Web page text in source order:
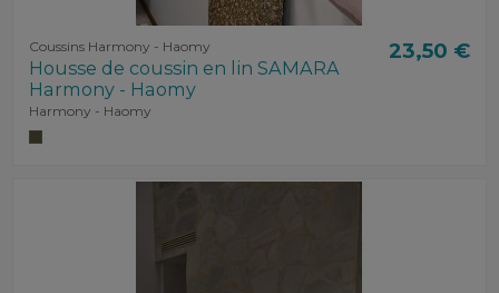
Coussins Harmony - Haomy
Housse de coussin en lin SAMARA
Harmony - Haomy
Harmony - Haomy
23,50 €